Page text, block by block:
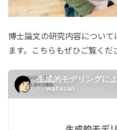
博士論文の研究内容につい
ます。こちらもぜひご覧くだ